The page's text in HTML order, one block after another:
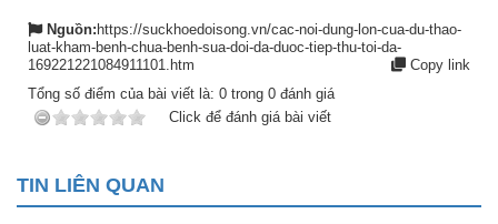
Nguồn: https://suckhoedoisong.vn/cac-noi-dung-lon-cua-du-thao-
luat-kham-benh-chua-benh-sua-doi-da-duoc-tiep-thu-toi-da-
169221221084911101.htm
Copy link
Tổng số điểm của bài viết là: 0 trong 0 đánh giá
Click để đánh giá bài viết
TIN LIÊN QUAN